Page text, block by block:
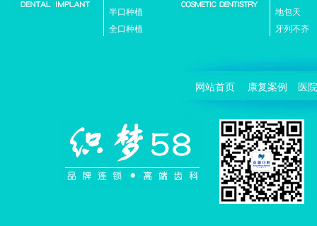
半口种植
全口种植
地包天
牙列不齐
网站首页 康复案例 医